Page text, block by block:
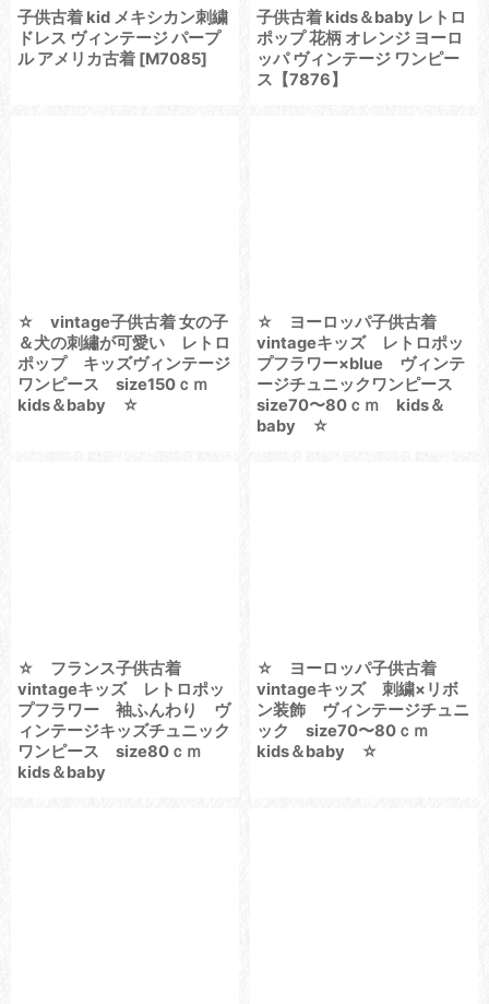
子供古着 kid メキシカン刺繍
ドレス ヴィンテージ パープ
ル アメリカ古着 [M7085]
子供古着 kids＆baby レトロ
ポップ 花柄 オレンジ ヨーロ
ッパ ヴィンテージ ワンピー
ス【7876】
☆ vintage子供古着 女の子
＆犬の刺繡が可愛い レトロ
ポップ キッズヴィンテージ
ワンピース size150ｃｍ
kids＆baby ☆
☆ ヨーロッパ子供古着
vintageキッズ レトロポッ
プフラワー×blue ヴィンテ
ージチュニックワンピース
size70〜80ｃｍ kids＆
baby ☆
☆ フランス子供古着
vintageキッズ レトロポッ
プフラワー 袖ふんわり ヴ
ィンテージキッズチュニック
ワンピース size80ｃｍ
kids＆baby
☆ ヨーロッパ子供古着
vintageキッズ 刺繍×リボ
ン装飾 ヴィンテージチュニ
ック size70〜80ｃｍ
kids＆baby ☆